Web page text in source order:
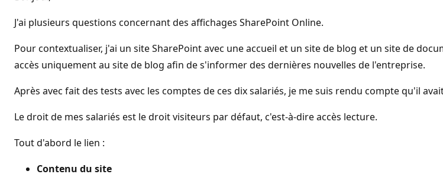
J'ai plusieurs questions concernant des affichages SharePoint Online.
Pour contextualiser, j'ai un site SharePoint avec une accueil et un site de blog et un site de
accès uniquement au site de blog afin de s'informer des dernières nouvelles de l'entreprise.
Après avec fait des tests avec les comptes de ces dix salariés, je me suis rendu compte qu'il
Le droit de mes salariés est le droit visiteurs par défaut, c'est-à-dire accès lecture.
Tout d'abord le lien :
Contenu du site